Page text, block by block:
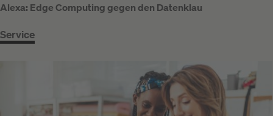
Alexa: Edge Computing gegen den Datenklau
Service